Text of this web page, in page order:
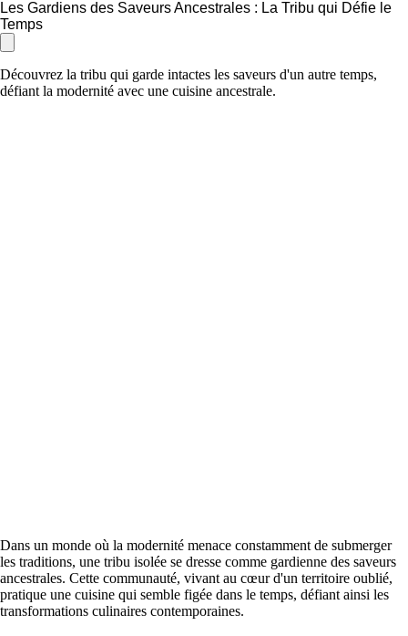
Les Gardiens des Saveurs Ancestrales : La Tribu qui Défie le
Temps
Découvrez la tribu qui garde intactes les saveurs d'un autre temps,
défiant la modernité avec une cuisine ancestrale.
Dans un monde où la modernité menace constamment de submerger
les traditions, une tribu isolée se dresse comme gardienne des saveurs
ancestrales. Cette communauté, vivant au cœur d'un territoire oublié,
pratique une cuisine qui semble figée dans le temps, défiant ainsi les
transformations culinaires contemporaines.